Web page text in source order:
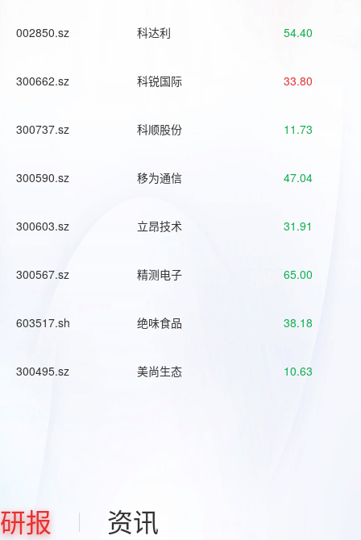
002850.sz 科达利 54.40
300662.sz 科锐国际 33.80
300737.sz 科顺股份 11.73
300590.sz 移为通信 47.04
300603.sz 立昂技术 31.91
300567.sz 精测电子 65.00
603517.sh 绝味食品 38.18
300495.sz 美尚生态 10.63
研报 资讯